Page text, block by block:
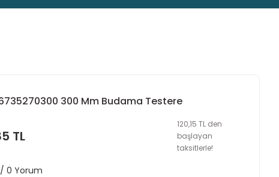
300 Mm Budama Testere
TL
120,15 TL den
başlayan
taksitlerle!
0 Yorum